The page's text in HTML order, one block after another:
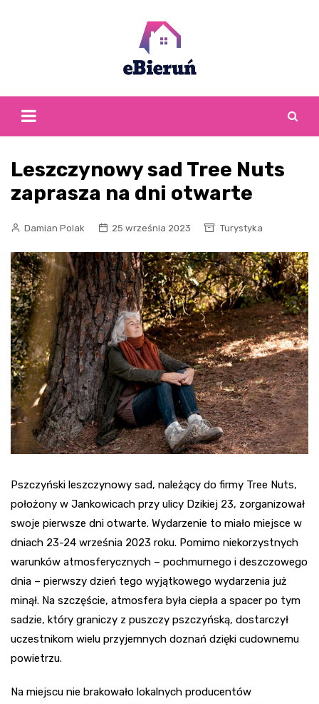
Leszczynowy sad Tree Nuts
zaprasza na dni otwarte
Damian Polak 25 września 2023 Turystyka
Pszczyński leszczynowy sad, należący do firmy Tree Nuts,
położony w Jankowicach przy ulicy Dzikiej 23, zorganizował
swoje pierwsze dni otwarte. Wydarzenie to miało miejsce w
dniach 23-24 września 2023 roku. Pomimo niekorzystnych
warunków atmosferycznych – pochmurnego i deszczowego
dnia – pierwszy dzień tego wyjątkowego wydarzenia już
minął. Na szczęście, atmosfera była ciepła a spacer po tym
sadzie, który graniczy z puszczy pszczyńską, dostarczył
uczestnikom wielu przyjemnych doznań dzięki cudownemu
powietrzu.
Na miejscu nie brakowało lokalnych producentów